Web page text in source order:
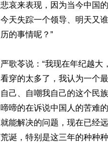
悲哀来表现，因为当今中国
今天失踪一个领导、明天又
历的事情呢？”
严歌苓说：“我现在年纪越
看穿的太多了，我认为一个
自己、自嘲我自己的这个民
啼啼的在诉说中国人的苦难
就能解决的问题，现在已经
荒诞，特别是这三年的种种